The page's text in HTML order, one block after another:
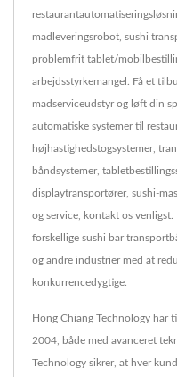
madleveringsrobot, sushi
problemfrit tablet/
arbejdsstyrkemangel. Få et
madserviceudstyr og løft din
automatiske systemer til
højhastighedstogsystemer,
båndsystemer,
displaytransportører, sushi-
og service, kontakt os
forskellige sushi bar
og andre industrier med at
konkurrencedygtige.
Hong Chiang Technology har
2004, både med avanceret
Technology sikrer, at hver